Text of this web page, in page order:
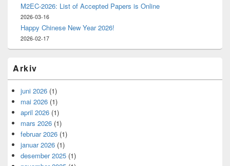
M2EC-2026: List of Accepted Papers is Online
2026-03-16
Happy Chinese New Year 2026!
2026-02-17
Arkiv
juni 2026 (1)
mai 2026 (1)
april 2026 (1)
mars 2026 (1)
februar 2026 (1)
januar 2026 (1)
desember 2025 (1)